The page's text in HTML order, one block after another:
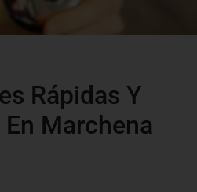
Rápidas Y
Marchena